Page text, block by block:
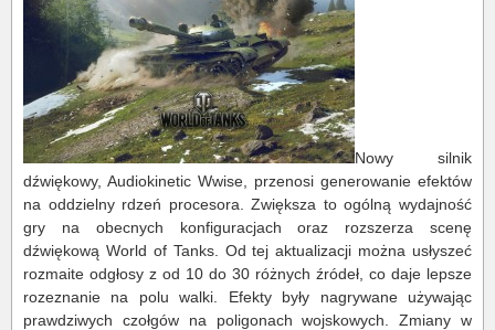
Nowy silnik
dźwiękowy, Audiokinetic Wwise, przenosi generowanie efektów
na oddzielny rdzeń procesora. Zwiększa to ogólną wydajność
gry na obecnych konfiguracjach oraz rozszerza scenę
dźwiękową World of Tanks. Od tej aktualizacji można usłyszeć
rozmaite odgłosy z od 10 do 30 różnych źródeł, co daje lepsze
rozeznanie na polu walki. Efekty były nagrywane używając
prawdziwych czołgów na poligonach wojskowych. Zmiany w